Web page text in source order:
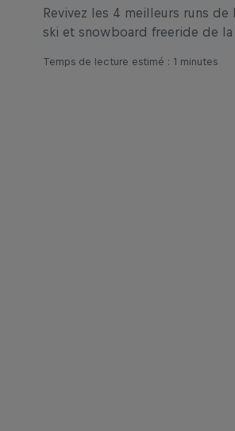
Revivez les 4 meilleurs runs
ski et snowboard freeride de la
Temps de lecture estimé : 1 minutes